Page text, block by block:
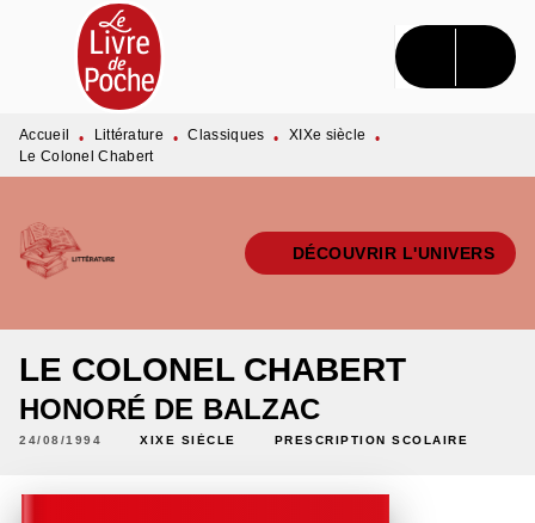
MENU RECHERCHE CONTENU
PIED DE PAGE
Accueil • Littérature • Classiques • XIXe siècle
•
Le Colonel Chabert
DÉCOUVRIR L'UNIVERS
LE COLONEL CHABERT
HONORÉ DE BALZAC
24/08/1994 XIXE SIÈCLE PRESCRIPTION SCOLAIRE